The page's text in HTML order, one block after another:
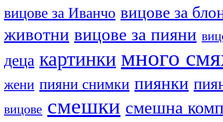
вицове за Иванчо вицове за
животни вицове за пияни
деца картинки много
жени пияни снимки пиянки
вицове смешки смешна